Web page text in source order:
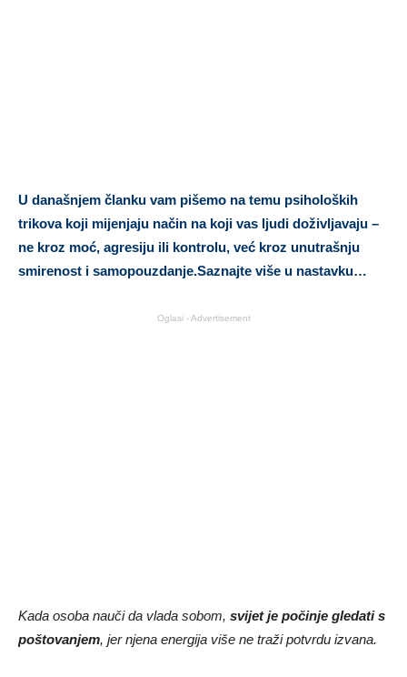
U današnjem članku vam pišemo na temu psiholoških
trikova koji mijenjaju način na koji vas ljudi doživljavaju –
ne kroz moć, agresiju ili kontrolu, već kroz unutrašnju
smirenost i samopouzdanje.Saznajte više u nastavku…
Oglasi - Advertisement
Kada osoba nauči da vlada sobom, svijet je počinje gledati s
poštovanjem, jer njena energija više ne traži potvrdu izvana.